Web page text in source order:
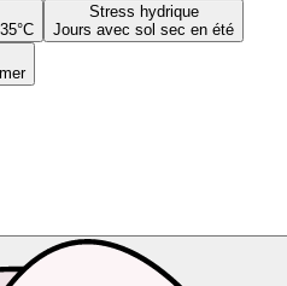
Stress hydrique
Jours avec sol sec en été